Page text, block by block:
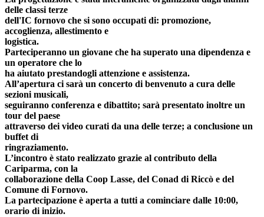
delle classi terze
dell'IC fornovo che si sono occupati di: promozione,
accoglienza, allestimento e
logistica.
Parteciperanno un giovane che ha superato una dipendenza e
un operatore che lo
ha aiutato prestandogli attenzione e assistenza.
All’apertura ci sarà un concerto di benvenuto a cura delle
sezioni musicali,
seguiranno conferenza e dibattito; sarà presentato inoltre un
tour del paese
attraverso dei video curati da una delle terze; a conclusione un
buffet di
ringraziamento.
L’incontro è stato realizzato grazie al contributo della
Cariparma, con la
collaborazione della Coop Lasse, del Conad di Riccò e del
Comune di Fornovo.
La partecipazione è aperta a tutti a cominciare dalle 10:00,
orario di inizio.